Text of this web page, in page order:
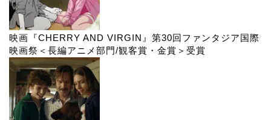
映画『CHERRY AND VIRGIN』第30回ファンタジア国際
映画祭＜長編アニメ部門/観客賞・金賞＞受賞